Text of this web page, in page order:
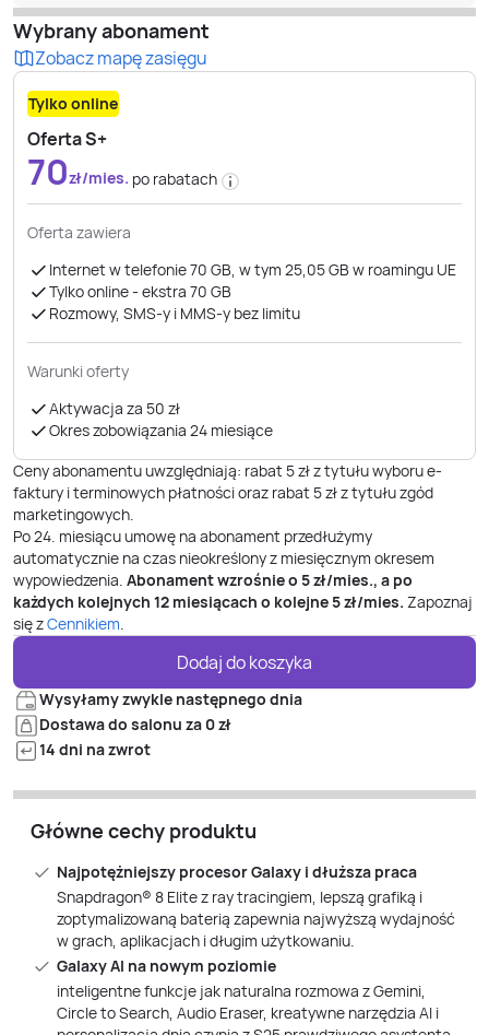
Wybrany abonament
Zobacz mapę zasięgu
Tylko online
Oferta S+
70zł/mies. po rabatach
Oferta zawiera
Internet w telefonie 70 GB, w tym 25,05 GB w roamingu UE
Tylko online - ekstra 70 GB
Rozmowy, SMS-y i MMS-y bez limitu
Warunki oferty
Aktywacja za 50 zł
Okres zobowiązania 24 miesiące
Ceny abonamentu uwzględniają: rabat 5 zł z tytułu wyboru e-
faktury i terminowych płatności oraz rabat 5 zł z tytułu zgód
marketingowych.
Po24. miesiącu umowę na abonament przedłużymy
automatycznie na czas nieokreślony z miesięcznym okresem
wypowiedzenia. Abonament wzrośnie o 5zł/mies., a po
każdych kolejnych 12 miesiącach o kolejne5zł/mies. Zapoznaj
się zCennikiem.
Dodaj do koszyka
Wysyłamy zwykle następnego dnia
Dostawa do salonu za 0 zł
14 dni na zwrot
Główne cechy produktu
Najpotężniejszy procesor Galaxy i dłuższa praca
Snapdragon® 8 Elite z ray tracingiem, lepszą grafiką i
zoptymalizowaną baterią zapewnia najwyższą wydajność
w grach, aplikacjach i długim użytkowaniu.
Galaxy AI na nowym poziomie
inteligentne funkcje jak naturalna rozmowa z Gemini,
Circle to Search, Audio Eraser, kreatywne narzędzia AI i